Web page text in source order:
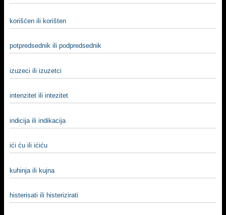
korišćen ili korišten
potpredsednik ili podpredsednik
izuzeci ili izuzetci
intenzitet ili intezitet
indicija ili indikacija
ići ću ili ićiću
kuhinja ili kujna
histerisati ili histerizirati